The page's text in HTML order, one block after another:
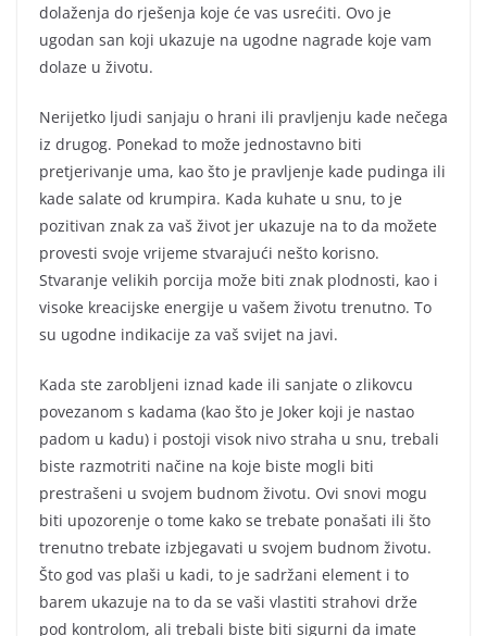
dolaženja do rješenja koje će vas usrećiti. Ovo je
ugodan san koji ukazuje na ugodne nagrade koje vam
dolaze u životu.
Nerijetko ljudi sanjaju o hrani ili pravljenju kade nečega
iz drugog. Ponekad to može jednostavno biti
pretjerivanje uma, kao što je pravljenje kade pudinga ili
kade salate od krumpira. Kada kuhate u snu, to je
pozitivan znak za vaš život jer ukazuje na to da možete
provesti svoje vrijeme stvarajući nešto korisno.
Stvaranje velikih porcija može biti znak plodnosti, kao i
visoke kreacijske energije u vašem životu trenutno. To
su ugodne indikacije za vaš svijet na javi.
Kada ste zarobljeni iznad kade ili sanjate o zlikovcu
povezanom s kadama (kao što je Joker koji je nastao
padom u kadu) i postoji visok nivo straha u snu, trebali
biste razmotriti načine na koje biste mogli biti
prestrašeni u svojem budnom životu. Ovi snovi mogu
biti upozorenje o tome kako se trebate ponašati ili što
trenutno trebate izbjegavati u svojem budnom životu.
Što god vas plaši u kadi, to je sadržani element i to
barem ukazuje na to da se vaši vlastiti strahovi drže
pod kontrolom, ali trebali biste biti sigurni da imate